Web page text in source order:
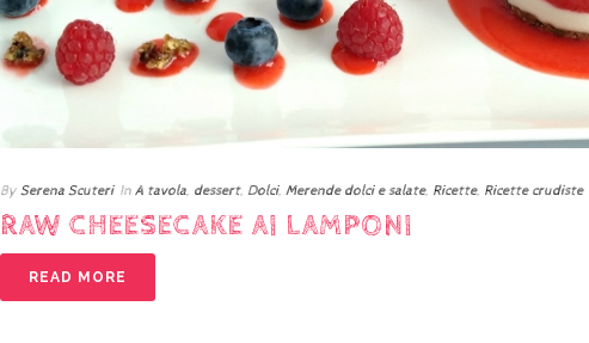
By Serena Scuteri In A tavola, dessert, Dolci, Merende dolci e salate, Ricette, Ricette crudiste
RAW CHEESECAKE AI LAMPONI
READ MORE